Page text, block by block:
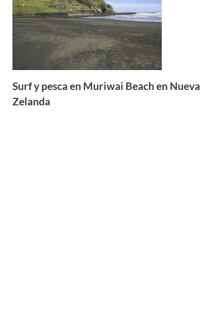
Surf y pesca en Muriwai Beach en Nueva
Zelanda